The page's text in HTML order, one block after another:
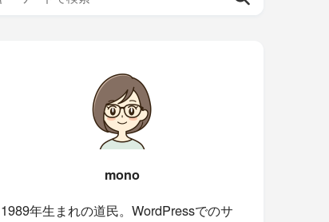
mono
1989年生まれの道民。WordPressでのサ